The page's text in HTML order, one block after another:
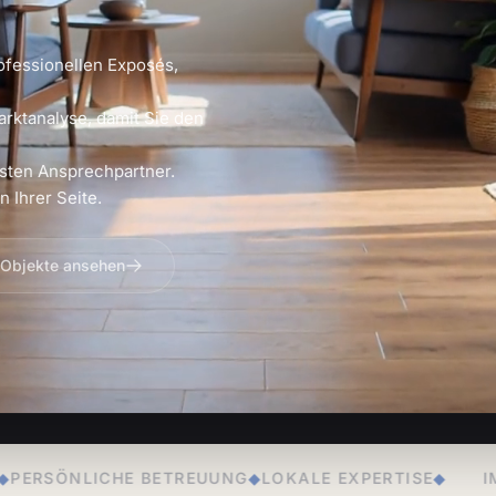
Exposés,
damit Sie den
Ansprechpartner.
Ihrer Seite.
ansehen
◆LOKALE EXPERTISE◆ IMMOBILIENVERKAUF ◆